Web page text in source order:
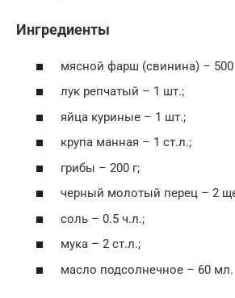
Ингредиенты
мясной фарш (свинина) – 500
лук репчатый – 1 шт.;
яйца куриные – 1 шт.;
крупа манная – 1 ст.л.;
грибы – 200 г;
черный молотый перец – 2
соль – 0.5 ч.л.;
мука – 2 ст.л.;
масло подсолнечное – 60 мл.